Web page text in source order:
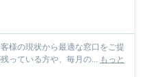
様の現状から最適な窓口をご提
っている方や、毎月の...
もっと